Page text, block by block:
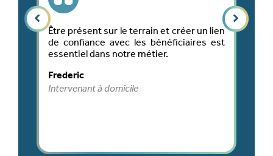
Être présent sur le terrain et créer un lien
de confiance avec les bénéficiaires est
essentiel dans notre métier.
Frederic
Intervenant à domicile